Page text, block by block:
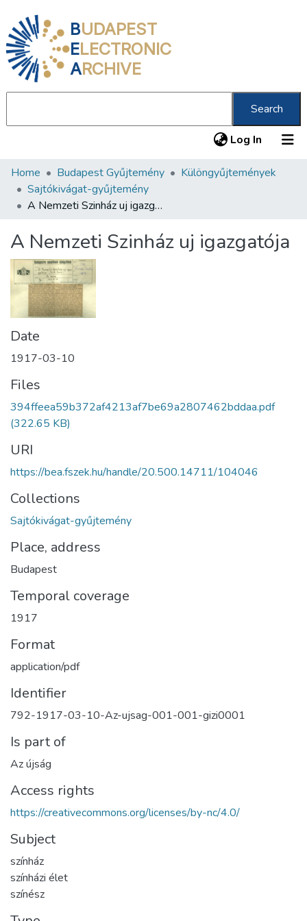
BUDAPEST
ELECTRONIC
ARCHIVE
Search
Log In (current)
Communities & Collections
All of DSpace
About us
Home Budapest Gyűjtemény
Különgyűjtemények
Sajtókivágat-gyűjtemény
A Nemzeti Szinház uj igazgatója
A Nemzeti Szinház uj igazgatója
Date
1917-03-10
Files
394ffeea59b372af4213af7be69a2807462bddaa.pdf
(322.65 KB)
URI
https://bea.fszek.hu/handle/20.500.14711/104046
Collections
Sajtókivágat-gyűjtemény
Place, address
Budapest
Temporal coverage
1917
Format
application/pdf
Identifier
792-1917-03-10-Az-ujsag-001-001-gizi0001
Is part of
Az újság
Access rights
https://creativecommons.org/licenses/by-nc/4.0/
Subject
színház
színházi élet
színész